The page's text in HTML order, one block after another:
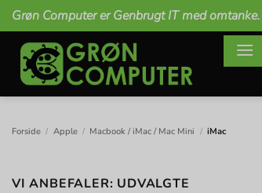
Fortsæt
til
indhold
Grøn Computer er Genbrugt IT med omtanke.
Forside / Apple / Macbook / iMac / Mac Mini / iMac
VI ANBEFALER: UDVALGTE